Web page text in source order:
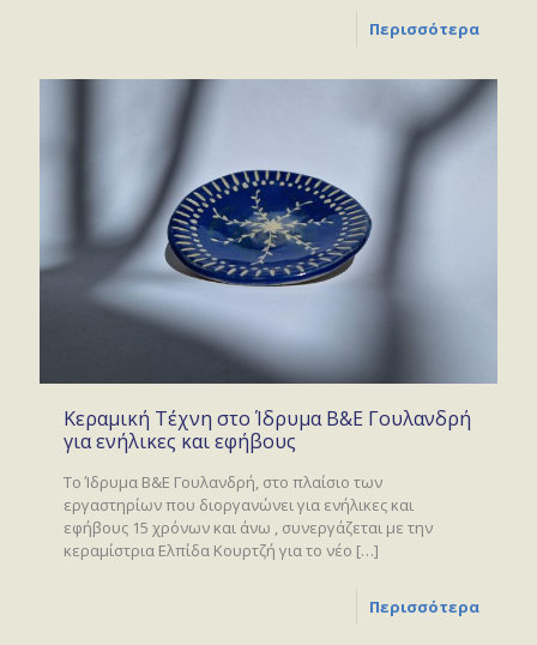
Περισσότερα
Κεραμική Τέχνη στο Ίδρυμα Β&Ε Γουλανδρή
για ενήλικες και εφήβους
Το Ίδρυμα Β&Ε Γουλανδρή, στο πλαίσιο των
εργαστηρίων που διοργανώνει για ενήλικες και
εφήβους 15 χρόνων και άνω , συνεργάζεται με την
κεραμίστρια Ελπίδα Κουρτζή για το νέο […]
Περισσότερα